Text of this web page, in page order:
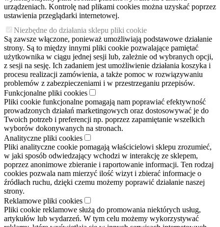
urządzeniach. Kontrolę nad plikami cookies można uzyskać poprzez
ustawienia przeglądarki internetowej.
Niezbędne do działania sklepu pliki cookie
Są zawsze włączone, ponieważ umożliwiają podstawowe działanie
strony. Są to między innymi pliki cookie pozwalające pamiętać
użytkownika w ciągu jednej sesji lub, zależnie od wybranych opcji,
z sesji na sesję. Ich zadaniem jest umożliwienie działania koszyka i
procesu realizacji zamówienia, a także pomoc w rozwiązywaniu
problemów z zabezpieczeniami i w przestrzeganiu przepisów.
Funkcjonalne pliki cookies
Pliki cookie funkcjonalne pomagają nam poprawiać efektywność
prowadzonych działań marketingowych oraz dostosowywać je do
Twoich potrzeb i preferencji np. poprzez zapamiętanie wszelkich
wyborów dokonywanych na stronach.
Analityczne pliki cookies
Pliki analityczne cookie pomagają właścicielowi sklepu zrozumieć,
w jaki sposób odwiedzający wchodzi w interakcję ze sklepem,
poprzez anonimowe zbieranie i raportowanie informacji. Ten rodzaj
cookies pozwala nam mierzyć ilość wizyt i zbierać informacje o
źródłach ruchu, dzięki czemu możemy poprawić działanie naszej
strony.
Reklamowe pliki cookies
Pliki cookie reklamowe służą do promowania niektórych usług,
artykułów lub wydarzeń. W tym celu możemy wykorzystywać